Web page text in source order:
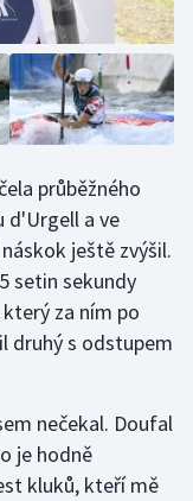
průběžného
d'Urgell a ve
ještě zvýšil.
setin sekundy
za ním po
druhý s odstupem
nečekal. Doufal
je hodně
kluků, kteří mě